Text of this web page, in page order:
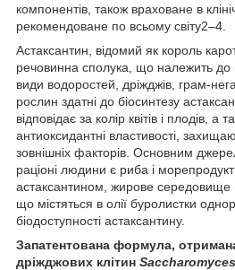
компонентів, також враховане в
рекомендоване по всьому світу2–4
Астаксантин, відомий як король
речовинна сполука, що належить до
види водоростей, дріжджів, грам-
рослин здатні до біосинтезу
відповідає за колір квітів і плодів, а
антиоксидантні властивості,
зовнішніх факторів. Основним
раціоні людини є риба і
астаксантином, жирове середовище
що містяться в олії буролистки
біодоступності астаксантину.
Запатентована формула,
дріжджових клітин